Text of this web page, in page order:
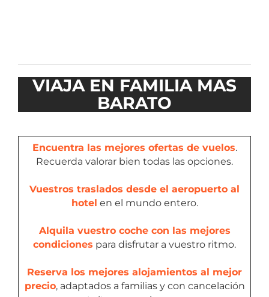
VIAJA EN FAMILIA MAS
BARATO
Encuentra las mejores ofertas de vuelos.
Recuerda valorar bien todas las opciones.
Vuestros traslados desde el aeropuerto al
hotel en el mundo entero.
Alquila vuestro coche con las mejores
condiciones para disfrutar a vuestro ritmo.
Reserva los mejores alojamientos al mejor
precio, adaptados a familias y con cancelación